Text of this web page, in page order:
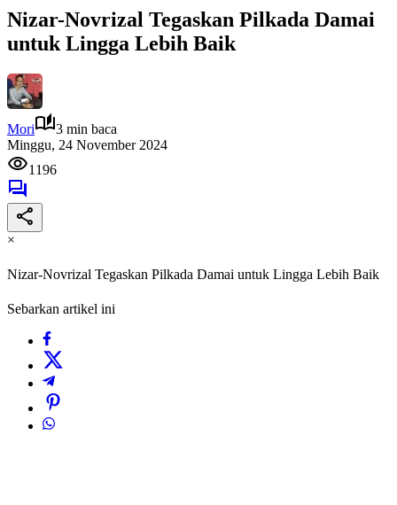
Nizar-Novrizal Tegaskan Pilkada Damai
untuk Lingga Lebih Baik
Mori
3 min baca
Minggu, 24 November 2024
1196
×
Nizar-Novrizal Tegaskan Pilkada Damai untuk Lingga Lebih Baik
Sebarkan artikel ini